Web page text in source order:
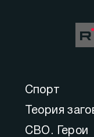
Спорт
Теория
СВО. Герои